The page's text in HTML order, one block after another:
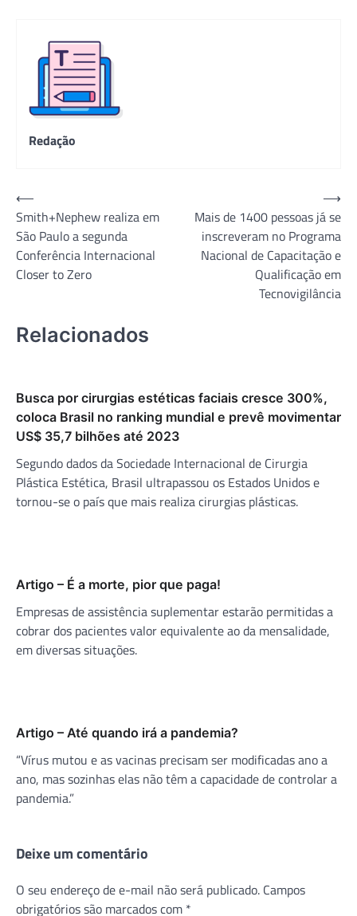
Redação
Navegação
de
Post
⟵
Smith+Nephew realiza em
São Paulo a segunda
Conferência Internacional
Closer to Zero
Mais de 1400 pessoas já se
inscreveram no Programa
Nacional de Capacitação e
Qualificação em
Tecnovigilância
⟶
Relacionados
Busca por cirurgias estéticas faciais cresce 300%,
coloca Brasil no ranking mundial e prevê movimentar
US$ 35,7 bilhões até 2023
Segundo dados da Sociedade Internacional de Cirurgia
Plástica Estética, Brasil ultrapassou os Estados Unidos e
tornou-se o país que mais realiza cirurgias plásticas.
Artigo – É a morte, pior que paga!
Empresas de assistência suplementar estarão permitidas a
cobrar dos pacientes valor equivalente ao da mensalidade,
em diversas situações.
Artigo – Até quando irá a pandemia?
“Vírus mutou e as vacinas precisam ser modificadas ano a
ano, mas sozinhas elas não têm a capacidade de controlar a
pandemia.”
Deixe um comentário
O seu endereço de e-mail não será publicado. Campos
obrigatórios são marcados com *